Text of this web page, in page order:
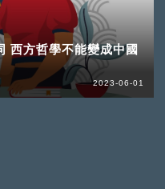
西方哲學不能變成中國
2023-06-01